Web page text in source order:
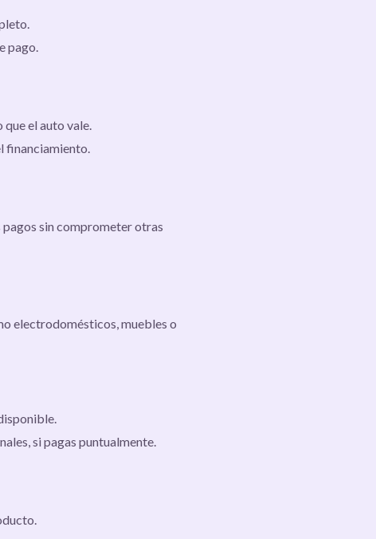
pago.
el auto vale.
financiamiento.
sin comprometer otras
electrodomésticos, muebles o
si pagas puntualmente.